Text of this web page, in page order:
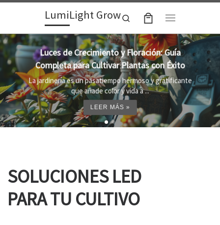
Skip to contentLumiLight Grow
Search
Lámparas para indoor: la clave para un
crecimiento óptimo de tus plantas
Al cultivar plantas en el interior, es importante
proporcionar el entorno adecuado ...
LEER MÁS »
SOLUCIONES LED
PARA TU CULTIVO